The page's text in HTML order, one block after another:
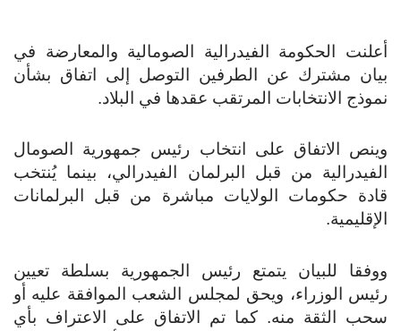
أعلنت الحكومة الفيدرالية الصومالية والمعارضة في
بيان مشترك عن الطرفين التوصل إلى اتفاق بشأن
نموذج الانتخابات المرتقب عقدها في البلاد.
وينص الاتفاق على انتخاب رئيس جمهورية الصومال
الفيدرالية من قبل البرلمان الفيدرالي، بينما يُنتخب
قادة حكومات الولايات مباشرة من قبل البرلمانات
الإقليمية.
ووفقا للبيان يتمتع رئيس الجمهورية بسلطة تعيين
رئيس الوزراء، ويحق لمجلس الشعب الموافقة عليه أو
سحب الثقة منه. كما تم الاتفاق على الاعتراف بأي